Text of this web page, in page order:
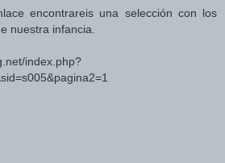
encontrareis una selección con los
nuestra infancia.
index.php?